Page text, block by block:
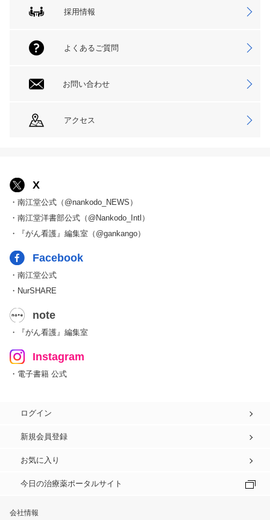
採用情報
よくあるご質問
お問い合わせ
アクセス
X
・南江堂公式（@nankodo_NEWS）
・南江堂洋書部公式（@Nankodo_Intl）
・『がん看護』編集室（@gankango）
Facebook
・南江堂公式
・NurSHARE
note
・『がん看護』編集室
Instagram
・電子書籍 公式
ログイン
新規会員登録
お気に入り
今日の治療薬ポータルサイト
会社情報